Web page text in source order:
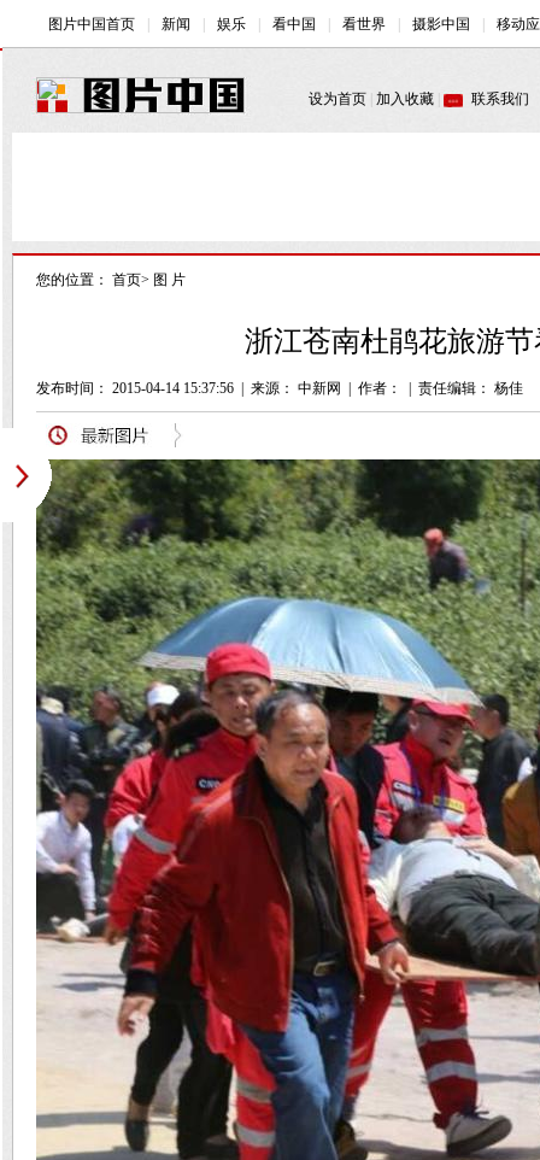
您的位置： 首页> 图 片
浙江苍南杜鹃花旅游
发布时间： 2015-04-14 15:37:56 来源： 中新网 作者： 责任编辑： 杨佳